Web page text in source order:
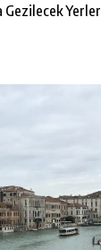
Gezilecek Yerler